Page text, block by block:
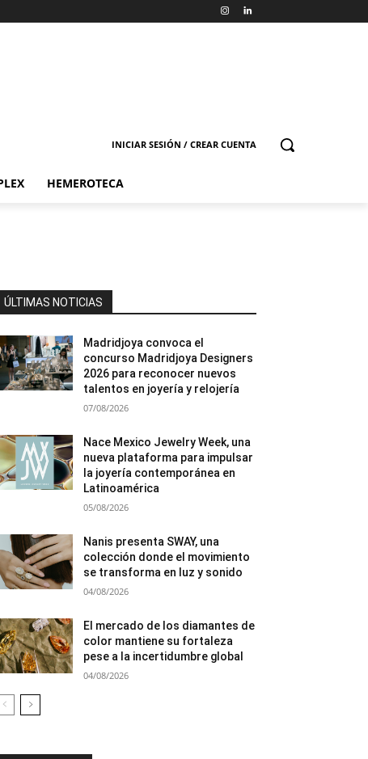
INICIAR SESIÓN / CREAR CUENTA
HEMEROTECA
ÚLTIMAS NOTICIAS
Madridjoya convoca el
concurso Madridjoya Designers
2026 para reconocer nuevos
talentos en joyería y relojería
07/08/2026
Nace Mexico Jewelry Week, una
nueva plataforma para impulsar
la joyería contemporánea en
Latinoamérica
05/08/2026
Nanis presenta SWAY, una
colección donde el movimiento
se transforma en luz y sonido
04/08/2026
El mercado de los diamantes de
color mantiene su fortaleza
pese a la incertidumbre global
04/08/2026